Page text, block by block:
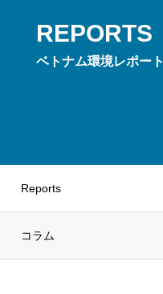
REPORTS
ベトナム環境レポート
Reports
コラム